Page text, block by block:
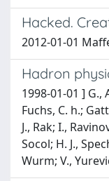
Hacked.
2012-01-01
Hadron
1998-01-01 ] G.,
Fuchs, C. h.;
J., Rak; I.,
Socol; H. J.,
Wurm; V.,